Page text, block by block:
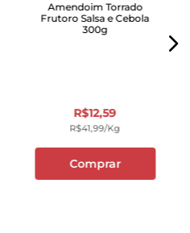
Amendoim Torrado
Frutoro Salsa e Cebola
300g
R$12,59
R$41,99/kg
Comprar